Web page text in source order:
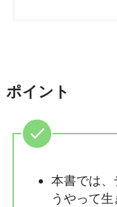
ポイント
本書では
うやって